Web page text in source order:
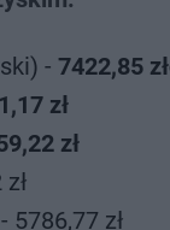
- 7422,85
zł
zł
zł